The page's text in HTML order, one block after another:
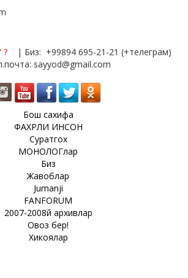
?
| Биз: +99894 695-21-21 (+телеграм)
sayyod@gmail.com
Бош сахифа
ФАХРЛИ ИНСОН
Суратгох
МОНОЛОГлар
Биз
Жавоблар
Jumanji
FANFORUM
2007-2008й архивлар
Овоз бер!
Хикоялар